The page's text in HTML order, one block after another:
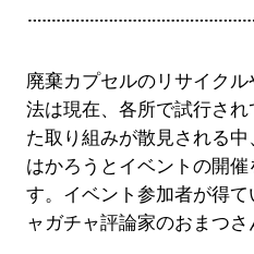
廃棄カプセルのリサイク
法は現在、各所で試行さ
た取り組みが散見される
はかろうとイベントの開
す。イベント参加者が得
ャガチャ評論家のおまつさ